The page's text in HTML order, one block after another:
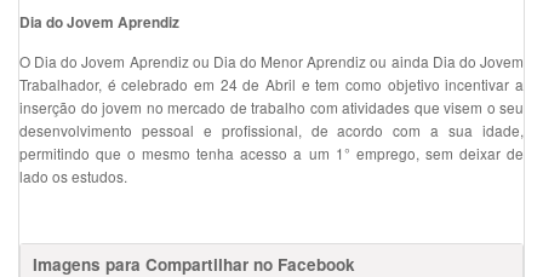
Dia do Jovem Aprendiz
O Dia do Jovem Aprendiz ou Dia do Menor Aprendiz ou ainda Dia do Jovem
Trabalhador, é celebrado em 24 de Abril e tem como objetivo incentivar a
inserção do jovem no mercado de trabalho com atividades que visem o seu
desenvolvimento pessoal e profissional, de acordo com a sua idade,
permitindo que o mesmo tenha acesso a um 1° emprego, sem deixar de
lado os estudos.
Imagens para Compartilhar no Facebook